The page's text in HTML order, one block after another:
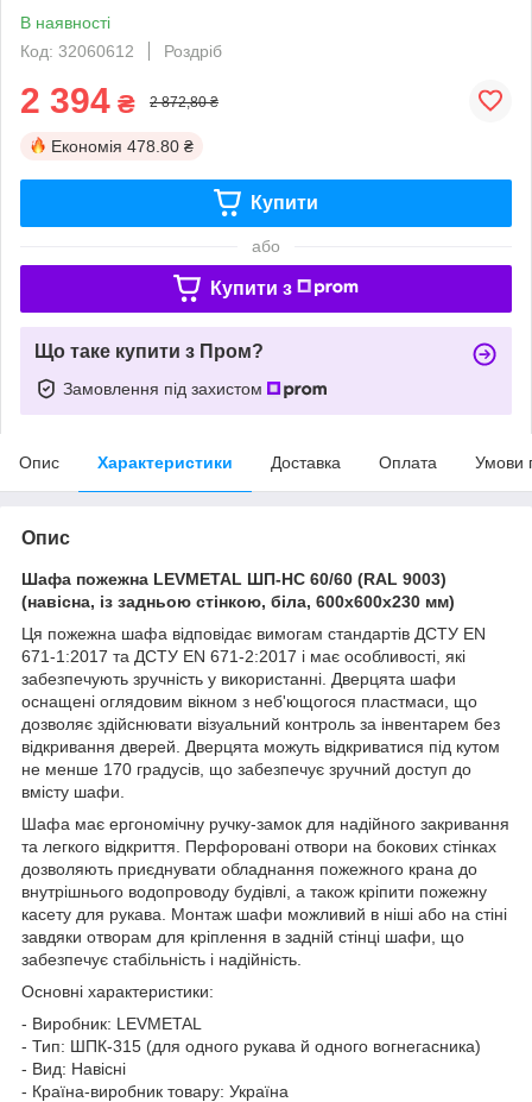
В наявності
Код: 32060612
Роздріб
2 394 ₴ 2 872,80 ₴
Економія 478.80 ₴
Купити
або
Купити з
Що таке купити з Пром?
Замовлення під захистом
Опис Характеристики Доставка Оплата Умови
Опис
Шафа пожежна LEVMETAL ШП-НС 60/60 (RAL 9003)
(навісна, із задньою стінкою, біла, 600х600х230 мм)
Ця пожежна шафа відповідає вимогам стандартів ДСТУ EN
671-1:2017 та ДСТУ EN 671-2:2017 і має особливості, які
забезпечують зручність у використанні. Дверцята шафи
оснащені оглядовим вікном з неб'ющогося пластмаси, що
дозволяє здійснювати візуальний контроль за інвентарем без
відкривання дверей. Дверцята можуть відкриватися під кутом
не менше 170 градусів, що забезпечує зручний доступ до
вмісту шафи.
Шафа має ергономічну ручку-замок для надійного закривання
та легкого відкриття. Перфоровані отвори на бокових стінках
дозволяють приєднувати обладнання пожежного крана до
внутрішнього водопроводу будівлі, а також кріпити пожежну
касету для рукава. Монтаж шафи можливий в ніші або на стіні
завдяки отворам для кріплення в задній стінці шафи, що
забезпечує стабільність і надійність.
Основні характеристики:
- Виробник: LEVMETAL
- Тип: ШПК-315 (для одного рукава й одного вогнегасника)
- Вид: Навісні
- Країна-виробник товару: Україна